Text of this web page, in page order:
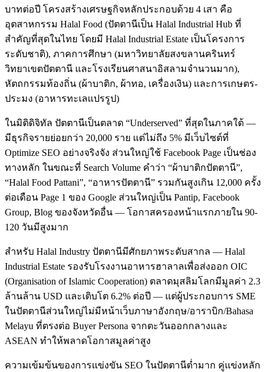
บาทต่อปี โครงสร้างเศรษฐกิจหลักประกอบด้วย 4 เสา คือ
อุตสาหกรรม Halal Food (ปัตตานีเป็น Halal Industrial Hub ที่
สำคัญที่สุดในไทย โดยมี Halal Industrial Estate เป็นโครงการ
ระดับชาติ), ภาคการศึกษา (มหาวิทยาลัยสงขลานครินทร์
วิทยาเขตปัตตานี และโรงเรียนศาสนาอิสลามจำนวนมาก),
หัตถกรรมท้องถิ่น (ผ้าบาติก, ผ้าทอ, เครื่องเงิน) และการเกษตร-
ประมง (อาหารทะเลแปรรูป)
ในมิติดิจิทัล ปัตตานีเป็นตลาด “Underserved” ที่สุดในภาคใต้ —
มีธุรกิจรายย่อยกว่า 20,000 ราย แต่ไม่ถึง 5% มีเว็บไซต์ที่
Optimize SEO อย่างจริงจัง ส่วนใหญ่ใช้ Facebook Page เป็นช่อง
ทางหลัก ในขณะที่ Search Volume คำว่า “ผ้าบาติกปัตตานี”,
“Halal Food Pattani”, “อาหารปัตตานี” รวมกันสูงเกิน 12,000 ครั้ง
ต่อเดือน Page 1 ของ Google ส่วนใหญ่เป็น Pantip, Facebook
Group, Blog ของจังหวัดอื่น — โอกาสครองหน้าแรกภายใน 90-
120 วันมีสูงมาก
สำหรับ Halal Industry ปัตตานีมีศักยภาพระดับสากล — Halal
Industrial Estate รองรับโรงงานอาหารฮาลาลเพื่อส่งออก OIC
(Organisation of Islamic Cooperation) ตลาดมุสลิมโลกมีมูลค่า 2.3
ล้านล้าน USD และเติบโต 6.2% ต่อปี — แต่ผู้ประกอบการ SME
ในปัตตานีส่วนใหญ่ไม่มีหน้าเว็บภาษาอังกฤษ/อาราบิก/Bahasa
Melayu ที่ตรงต่อ Buyer Persona จากตะวันออกกลางและ
ASEAN ทำให้พลาดโอกาสมูลค่าสูง
ความเข้มข้นของการแข่งขัน SEO ในปัตตานีต่ำมาก คู่แข่งหลัก